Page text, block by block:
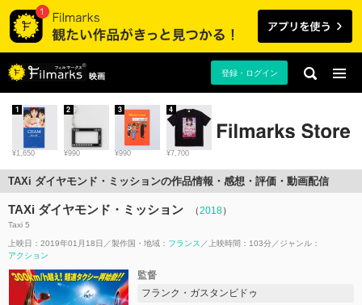
映画 登録・ログイン
¥1,650
1
¥990
2
¥990
3
¥7,700
4
TAXi ダイヤモンド・ミッションの作品情報・感想・評価・動画配信
TAXi ダイヤモンド・ミッション （2018）
Taxi 5
上映日：2019年01月18日 製作国・地域： フランス 上映時間：103分
ジャンル：
アクション
監督
フランク・ガスタンビドゥ